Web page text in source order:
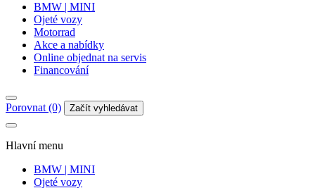
BMW | MINI
Ojeté vozy
Motorrad
Akce a nabídky
Online objednat na servis
Financování
Porovnat (0) Začít vyhledávat
Hlavní menu
BMW | MINI
Ojeté vozy